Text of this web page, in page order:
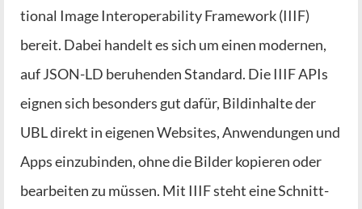
tio­nal Image Inter­ope­ra­bi­li­ty Frame­work (IIIF)
bereit. Dabei han­delt es sich um einen moder­nen,
auf JSON-LD beru­hen­den Stan­dard. Die IIIF APIs
eig­nen sich beson­ders gut dafür, Bild­in­hal­te der
UBL direkt in eige­nen Web­sites, Anwen­dun­gen und
Apps ein­zu­bin­den, ohne die Bil­der kopie­ren oder
bear­bei­ten zu müs­sen. Mit IIIF steht eine Schnitt­